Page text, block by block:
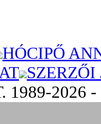
HÓCIPŐ
SZERZŐI
1989-2026